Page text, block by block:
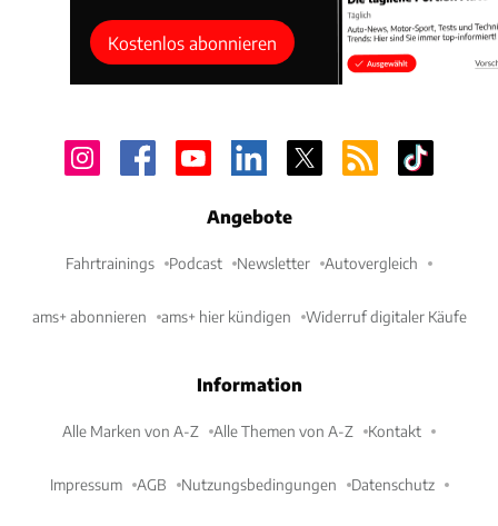
Kostenlos abonnieren
Angebote
Fahrtrainings Podcast Newsletter Autovergleich
ams+ abonnieren ams+ hier kündigen Widerruf digitaler Käufe
Information
Alle Marken von A-Z Alle Themen von A-Z Kontakt
Impressum AGB Nutzungsbedingungen Datenschutz